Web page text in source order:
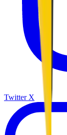
Twitter X